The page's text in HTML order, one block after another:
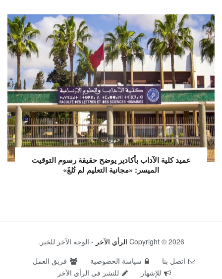
جهويات
عميد كلية الآداب بأكادير يوضح حقيقة رسوم التوقيت
الميسر: «مجانية التعليم لم تُلغَ»
Copyright © 2026 الرأي الآخر - الوجه الآخر للخبر.
اتصل بنا
سياسة الخصوصية
فريق العمل
للإشهار
للنشر في الرأي الآخر